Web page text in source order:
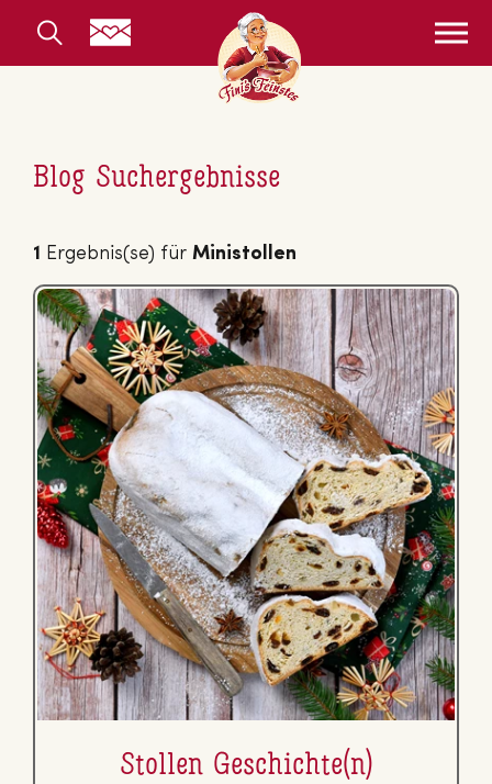
Blog Suchergebnisse
1 Ergebnis(se) für Ministollen
Stollen Ge­schich­te(n)